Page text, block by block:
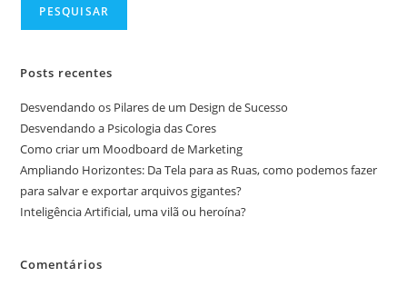
PESQUISAR
Posts recentes
Desvendando os Pilares de um Design de Sucesso
Desvendando a Psicologia das Cores
Como criar um Moodboard de Marketing
Ampliando Horizontes: Da Tela para as Ruas, como podemos fazer
para salvar e exportar arquivos gigantes?
Inteligência Artificial, uma vilã ou heroína?
Comentários